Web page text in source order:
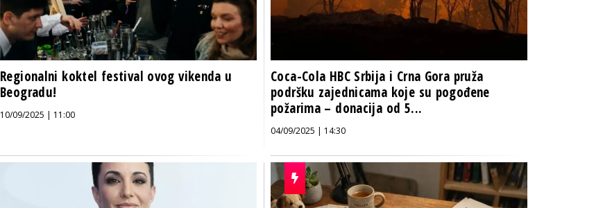
Regionalni koktel festival ovog vikenda u
Beogradu!
10/09/2025 | 11:00
Coca-Cola HBC Srbija i Crna Gora pruža
podršku zajednicama koje su pogođene
požarima – donacija od 5...
04/09/2025 | 14:30